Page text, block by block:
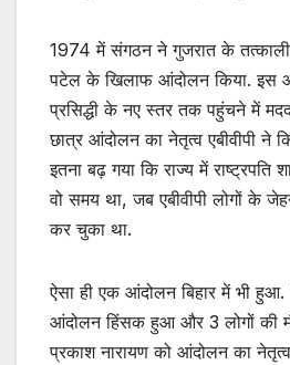
1974 में संगठन ने गुजरात के
पटेल के खिलाफ आंदोलन किया. इस
प्रसिद्धी के नए स्तर तक पहुंचने में
छात्र आंदोलन का नेतृत्व एबीवीपी ने
इतना बढ़ गया कि राज्य में राष्ट्रपति
वो समय था, जब एबीवीपी लोगों के
कर चुका था.
ऐसा ही एक आंदोलन बिहार में भी हुआ.
आंदोलन हिंसक हुआ और 3 लोगों की
प्रकाश नारायण को आंदोलन का